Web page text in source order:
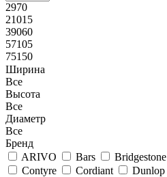
2970
21015
39060
57105
75150
Ширина
Все
Высота
Все
Диаметр
Все
Бренд
ARIVO
Bars Bridgestone
Contyre
Cordiant Dunlop